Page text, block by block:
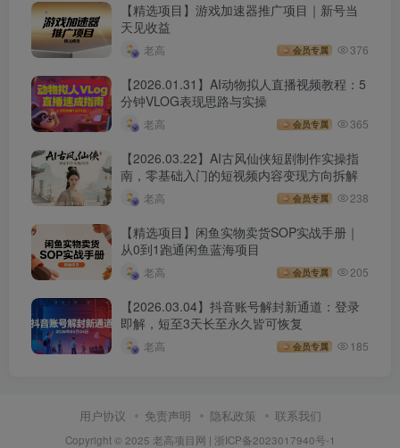
【精选项目】游戏加速器推广项目｜新号当
天见收益
老高 会员专属 376
【2026.01.31】AI动物拟人直播视频教程：5
分钟VLOG表现思路与实操
老高 会员专属 365
【2026.03.22】AI古风仙侠短剧制作实操指
南，零基础入门的短视频内容变现方向拆解
老高 会员专属 238
【精选项目】闲鱼实物卖货SOP实战手册｜
从0到1跑通闲鱼蓝海项目
老高 会员专属 205
【2026.03.04】抖音账号解封新通道：登录
即解，短至3天长至永久皆可恢复
老高 会员专属 185
用户协议 免责声明 隐私政策 联系我们
Copyright © 2025 老高项目网 | 浙ICP备2023017940号-1